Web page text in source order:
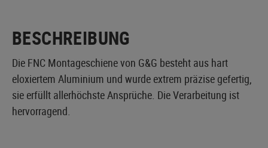
BESCHREIBUNG
Die FNC Montageschiene von G&G besteht aus hart
eloxiertem Aluminium und wurde extrem präzise gefertig,
sie erfüllt allerhöchste Ansprüche. Die Verarbeitung ist
hervorragend.